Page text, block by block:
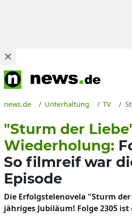
news.de Unterhaltung TV
"Sturm der
Wiederholung:
So filmreif war
Episode
Die Erfolgstelenovela "Sturm
jähriges Jubiläum! Folge 2305